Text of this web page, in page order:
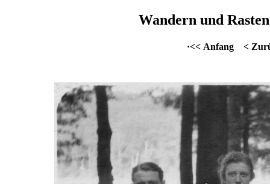
Wandern und
·<< Anfang <